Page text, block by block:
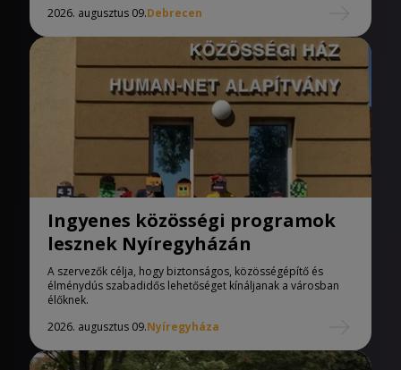
2026. augusztus 09.Debrecen
Ingyenes közösségi programok
lesznek Nyíregyházán
A szervezők célja, hogy biztonságos, közösségépítő és
élménydús szabadidős lehetőséget kínáljanak a városban
élőknek.
2026. augusztus 09.Nyíregyháza